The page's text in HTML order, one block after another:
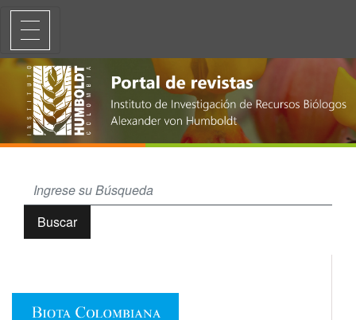
Caracterización florística del bosque subandino y algunas áreas
Buscar